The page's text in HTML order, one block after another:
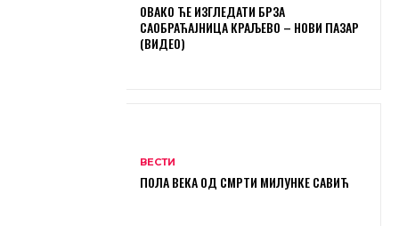
ОВАКО ЋЕ ИЗГЛЕДАТИ БРЗА
САОБРАЋАЈНИЦА КРАЉЕВО – НОВИ ПАЗАР
(ВИДЕО)
ВЕСТИ
ПОЛА ВЕКА ОД СМРТИ МИЛУНКЕ САВИЋ